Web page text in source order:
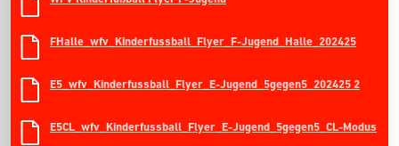
FHalle_wfv_Kinderfussball_Flyer_F-Jugend_Halle_202425
E5_wfv_Kinderfussball_Flyer_E-Jugend_5gegen5_202425 2
E5CL_wfv_Kinderfussball_Flyer_E-Jugend_5gegen5_CL-Modus